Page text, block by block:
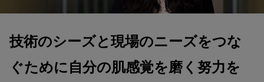
技術のシーズと現場のニーズをつな
ぐために自分の肌感覚を磨く努力を